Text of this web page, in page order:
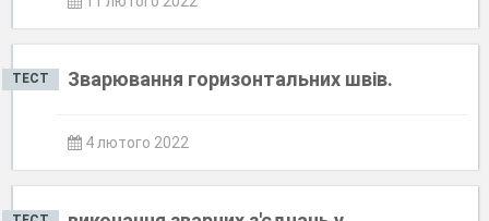
ТЕСТ Зварювання горизонтальних швів.
4 лютого 2022